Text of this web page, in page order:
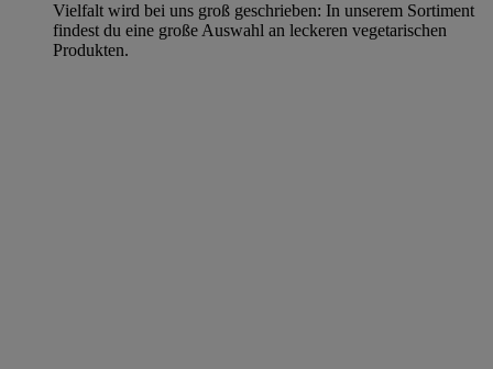
Vielfalt wird bei uns groß geschrieben: In unserem Sortiment
findest du eine große Auswahl an leckeren vegetarischen
Produkten.